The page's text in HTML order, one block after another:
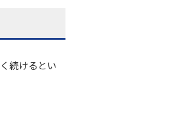
続けるとい